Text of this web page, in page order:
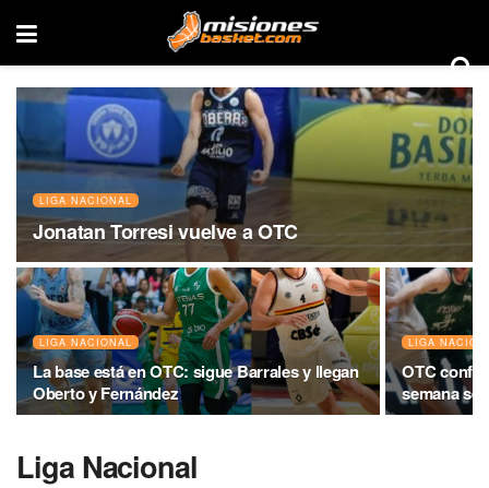
LIGA NACIONAL
Jonatan Torresi vuelve a OTC
LIGA NACIONAL
La base está en OTC: sigue Barrales y llegan
Oberto y Fernández
LIGA
OTC
semana se
Liga Nacional